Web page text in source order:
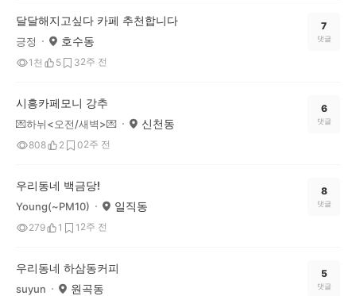
달달해지고싶다 카페 추천합니다
긍정 호수동
1천 5 32주 전
7
댓글
시흥카페모니 강추
💌하뉘<오전/새벽>💌 신천동
808 2 02주 전
6
댓글
우리동네 백금당!
Young(~PM10) 일직동
279 1 1 2주 전
8
댓글
우리동네 하삼동커피
suyun 원곡동
5
댓글